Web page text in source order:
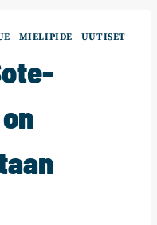
| MIELIPIDE | UUTISET